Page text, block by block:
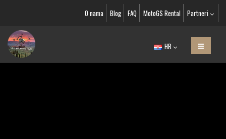
O nama Blog FAQ MotoGS Rental Partneri
HR